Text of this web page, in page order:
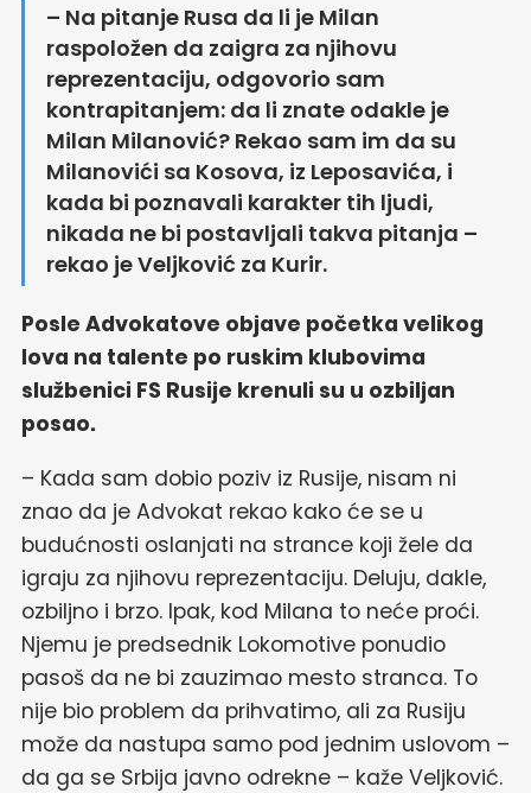
– Na pitanje Rusa da li je Milan
raspoložen da zaigra za njihovu
reprezentaciju, odgovorio sam
kontrapitanjem: da li znate odakle je
Milan Milanović? Rekao sam im da su
Milanovići sa Kosova, iz Leposavića, i
kada bi poznavali karakter tih ljudi,
nikada ne bi postavljali takva pitanja –
rekao je Veljković za Kurir.
Posle Advokatove objave početka velikog
lova na talente po ruskim klubovima
službenici FS Rusije krenuli su u ozbiljan
posao.
– Kada sam dobio poziv iz Rusije, nisam ni
znao da je Advokat rekao kako će se u
budućnosti oslanjati na strance koji žele da
igraju za njihovu reprezentaciju. Deluju, dakle,
ozbiljno i brzo. Ipak, kod Milana to neće proći.
Njemu je predsednik Lokomotive ponudio
pasoš da ne bi zauzimao mesto stranca. To
nije bio problem da prihvatimo, ali za Rusiju
može da nastupa samo pod jednim uslovom –
da ga se Srbija javno odrekne – kaže Veljković.